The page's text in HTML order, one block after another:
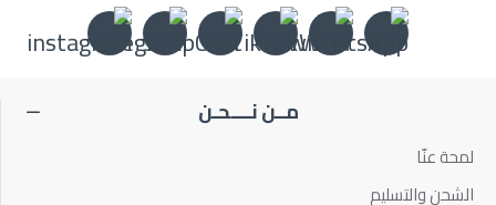
مــن نــــحـن
لمحة عنّا
الشحن والتسليم